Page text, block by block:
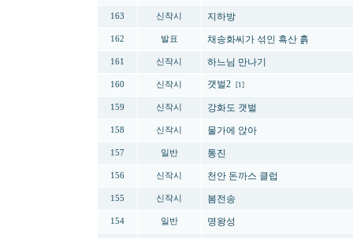
163 신작시 지하방
162 발표 채송화씨가 섞인 흑산 흙
161 신작시 하느님 만나기
160 신작시 갯벌2 [1]
159 신작시 강화도 갯벌
158 신작시 물가에 앉아
157 일반 통진
156 신작시 천안 돈까스 클럽
155 신작시 봄전송
154 일반 명왕성